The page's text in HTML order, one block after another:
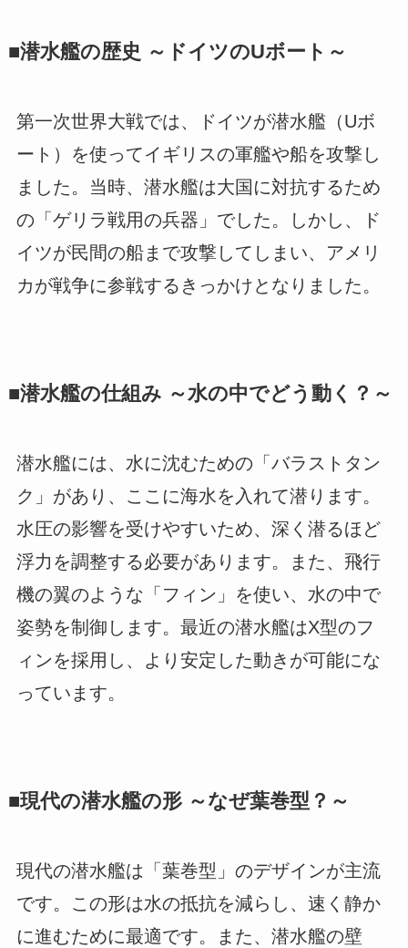
■潜水艦の歴史 ～ドイツのUボート～
第一次世界大戦では、ドイツが潜水艦（Uボ
ート）を使ってイギリスの軍艦や船を攻撃し
ました。当時、潜水艦は大国に対抗するため
の「ゲリラ戦用の兵器」でした。しかし、ド
イツが民間の船まで攻撃してしまい、アメリ
カが戦争に参戦するきっかけとなりました。
■潜水艦の仕組み ～水の中でどう動く？～
潜水艦には、水に沈むための「バラストタン
ク」があり、ここに海水を入れて潜ります。
水圧の影響を受けやすいため、深く潜るほど
浮力を調整する必要があります。また、飛行
機の翼のような「フィン」を使い、水の中で
姿勢を制御します。最近の潜水艦はX型のフ
ィンを採用し、より安定した動きが可能にな
っています。
■現代の潜水艦の形 ～なぜ葉巻型？～
現代の潜水艦は「葉巻型」のデザインが主流
です。この形は水の抵抗を減らし、速く静か
に進むために最適です。また、潜水艦の壁